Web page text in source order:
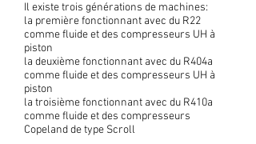
Il existe trois générations de machines:
la première fonctionnant avec du R22
comme fluide et des compresseurs UH à
piston
la deuxième fonctionnant avec du R404a
comme fluide et des compresseurs UH à
piston
la troisième fonctionnant avec du R410a
comme fluide et des compresseurs
Copeland de type Scroll